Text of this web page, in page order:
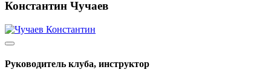
Константин Чучаев
Руководитель клуба, инструктор